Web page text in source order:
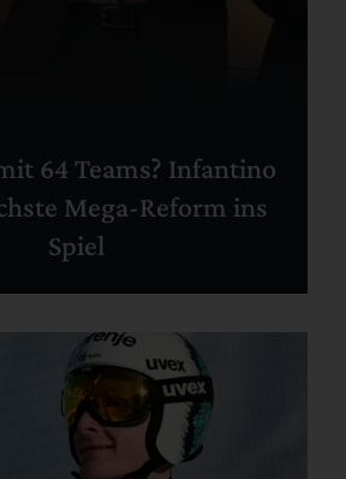
64 Teams? Infantino
Mega-Reform ins
Spiel